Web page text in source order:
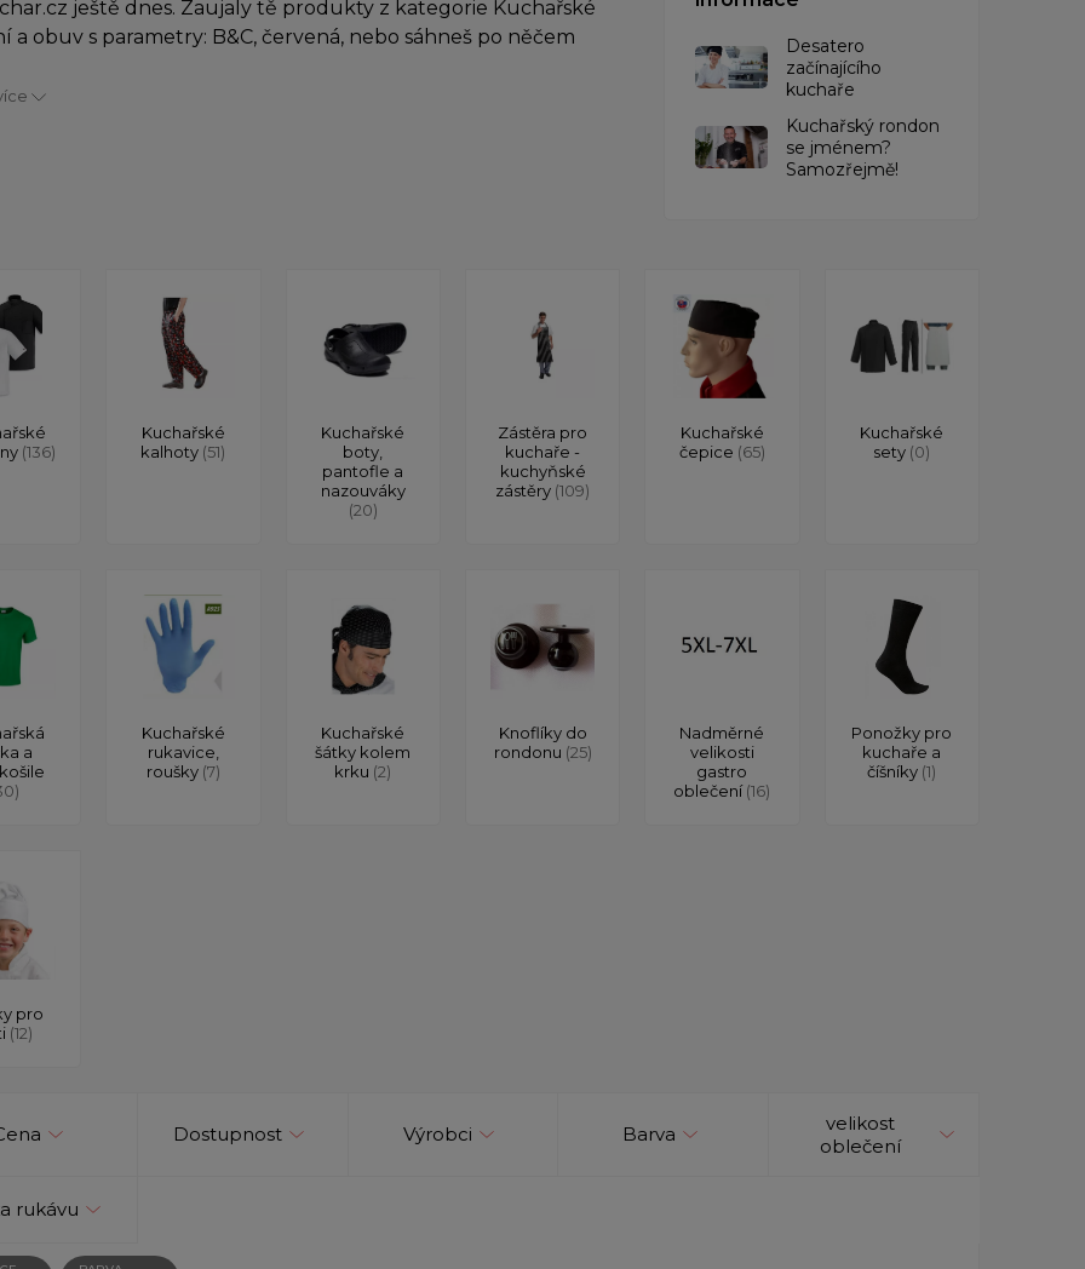
ještě dnes. Zaujaly tě produkty z kategorie Kuchařské
a obuv s parametry: B&C, červená, nebo sáhneš po něčem
Desatero
začínajícího
kuchaře
Kuchařský rondon
se jménem?
Samozřejmě!
(136)
Kuchařské
kalhoty (51)
Kuchařské
boty,
pantofle a
nazouváky
(20)
Zástěra pro
kuchaře -
kuchyňské
zástěry (109)
Kuchařské
čepice (65)
Kuchařské
sety (0)
a
Kuchařské
rukavice,
roušky (7)
Kuchařské
šátky kolem
krku (2)
Knoflíky do
rondonu (25)
Nadměrné
velikosti
gastro
oblečení(16)
Ponožky pro
kuchaře a
číšníky (1)
pro
(12)
Dostupnost Výrobci Barva
velikost
oblečení
rukávu